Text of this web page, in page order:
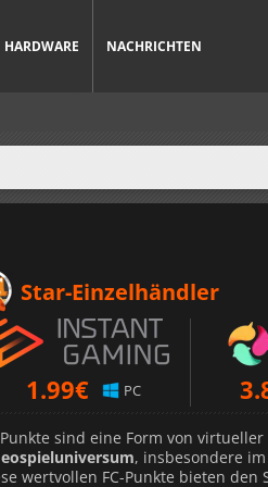
HARDWARE NACHRICHTEN
Star-Einzelhändler
1.99€ PC
Punkte sind eine Form von
, insbesondere
wertvollen FC-Punkte bieten